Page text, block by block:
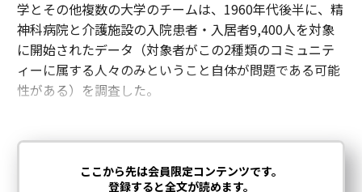
学とその他複数の大学のチームは、1960年代後半に、精
神科病院と介護施設の入院患者・入居者9,400人を対象
に開始されたデータ（対象者がこの2種類のコミュニテ
ィーに属する人々のみということ自体が問題である可能
性がある）を調査した。